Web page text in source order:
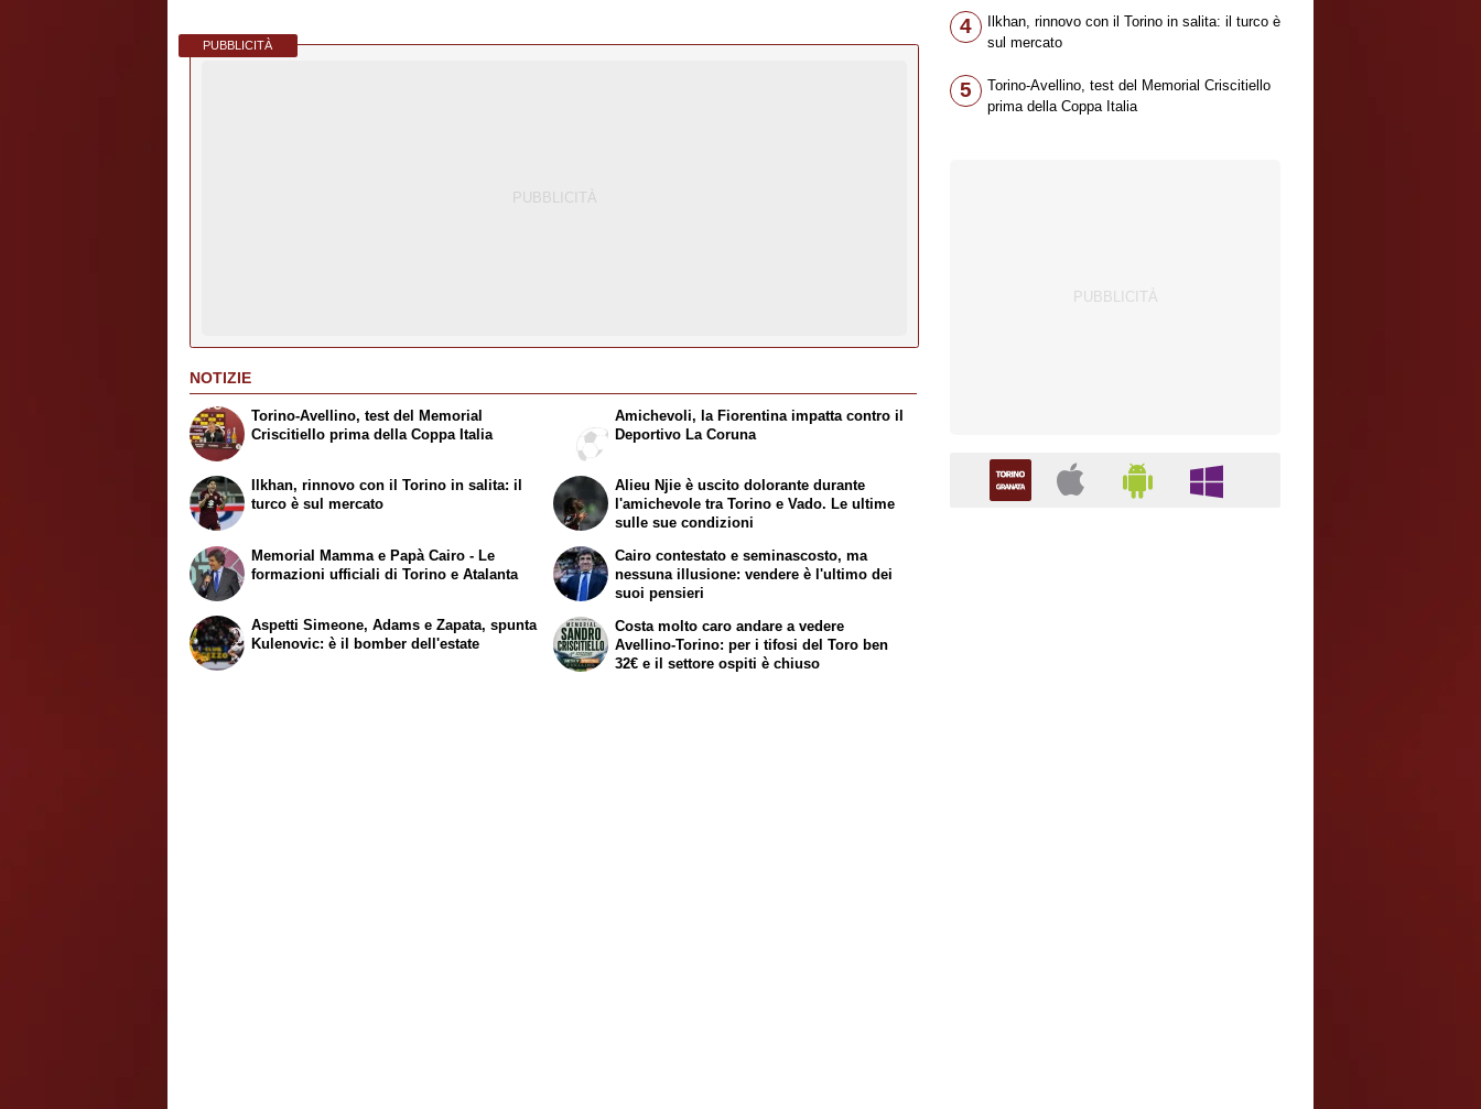
PUBBLICITÀ
NOTIZIE
Torino-Avellino, test del Memorial
Criscitiello prima della Coppa Italia
Ilkhan, rinnovo con il Torino in salita: il
turco è sul mercato
Amichevoli, la Fiorentina impatta contro il
Deportivo La Coruna
Alieu Njie è uscito dolorante durante
l'amichevole tra Torino e Vado. Le ultime
sulle sue condizioni
Memorial Mamma e Papà Cairo - Le
formazioni ufficiali di Torino e Atalanta
Aspetti Simeone, Adams e Zapata, spunta
Kulenovic: è il bomber dell'estate
Cairo contestato e seminascosto, ma
nessuna illusione: vendere è l'ultimo dei
suoi pensieri
Costa molto caro andare a vedere
Avellino-Torino: per i tifosi del Toro ben
32€ e il settore ospiti è chiuso
4
Ilkhan, rinnovo con il Torino in salita: il turco è
sul mercato
5
Torino-Avellino, test del Memorial Criscitiello
prima della Coppa Italia